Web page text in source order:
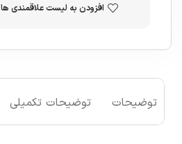
افزودن به لیست علاقمندی ها
توضیحات توضیحات تکمیلی